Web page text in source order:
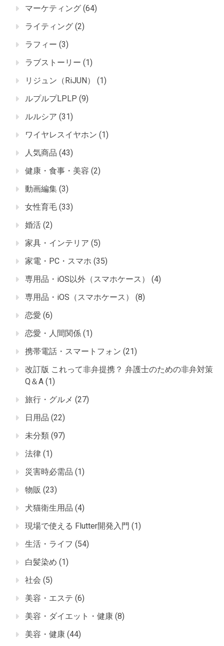
マーケティング (64)
ライティング (2)
ラフィー (3)
ラブストーリー (1)
リジュン（RiJUN）
(1)
ルプルプLPLP (9)
ルルシア (31)
ワイヤレスイヤホン (1)
人気商品 (43)
健康・食事・美容 (2)
動画編集 (3)
女性育毛 (33)
婚活 (2)
家具・インテリア (5)
家電・PC・スマホ (35)
専用品・iOS以外（スマホケース）
(4)
専用品・iOS（スマホケース）
(8)
恋愛 (6)
恋愛・人間関係 (1)
携帯電話・スマートフォン (21)
改訂版 これって非弁提携？ 弁護士のための非弁対策
Q＆A (1)
旅行・グルメ (27)
日用品 (22)
未分類 (97)
法律 (1)
災害時必需品 (1)
物販 (23)
犬猫衛生用品 (4)
現場で使える Flutter開発入門 (1)
生活・ライフ (54)
白髪染め (1)
社会 (5)
美容・エステ (6)
美容・ダイエット・健康 (8)
美容・健康 (44)